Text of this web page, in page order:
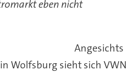
eben nicht
Angesichts
Wolfsburg sieht sich VWN